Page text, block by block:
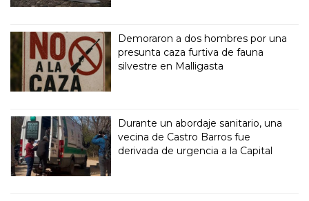
Demoraron a dos hombres por una
presunta caza furtiva de fauna
silvestre en Malligasta
Durante un abordaje sanitario, una
vecina de Castro Barros fue
derivada de urgencia a la Capital